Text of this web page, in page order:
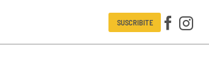
SUSCRIBITE